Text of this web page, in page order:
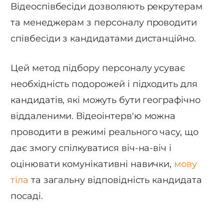
Відеоспівбесіди дозволяють рекрутерам
та менеджерам з персоналу проводити
співбесіди з кандидатами дистанційно.
Цей метод підбору персоналу усуває
необхідність подорожей і підходить для
кандидатів, які можуть бути географічно
віддаленими. Відеоінтерв'ю можна
проводити в режимі реального часу, що
дає змогу спілкуватися віч-на-віч і
оцінювати комунікативні навички, мову
тіла та загальну відповідність кандидата
посаді.